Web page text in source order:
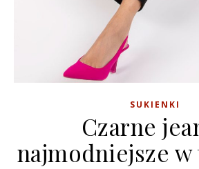
SUKIENKI
Czarne
najmodniejsze